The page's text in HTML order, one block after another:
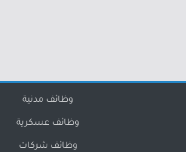
وظائف مدنية
وظائف عسكرية
وظائف شركات